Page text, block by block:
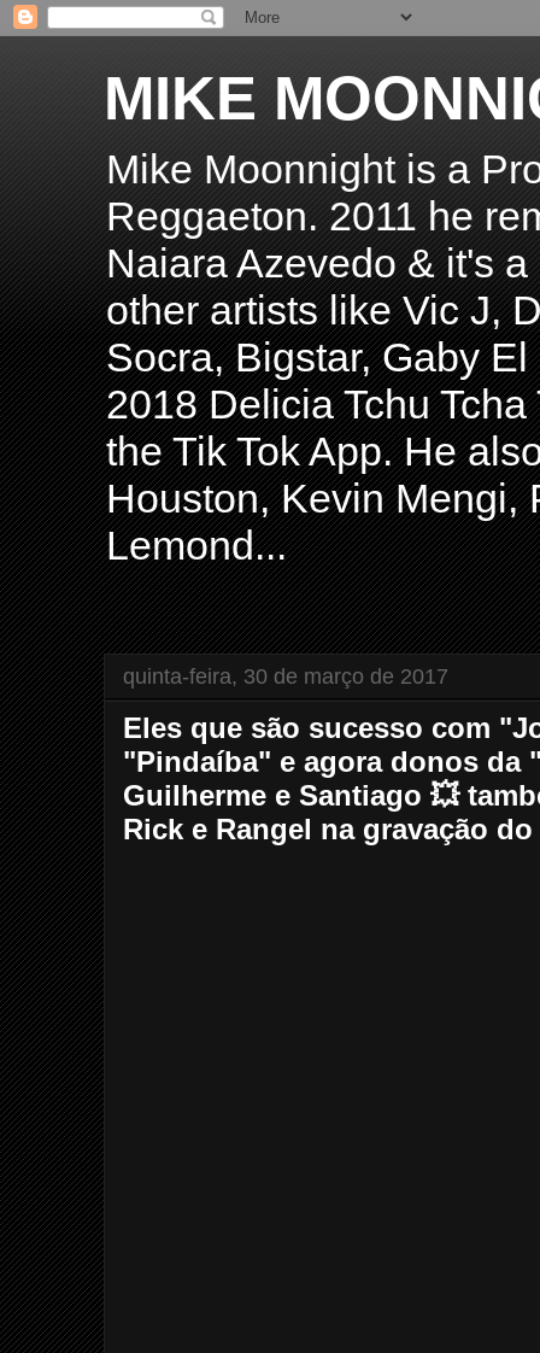
MIKE
Mike Moonnight is a
Reggaeton. 2011 he
Naiara Azevedo & it's
other artists like Vic J,
Socra, Bigstar, Gaby
2018 Delicia Tchu
the Tik Tok App. He
Houston, Kevin Mengi,
Lemond...
quinta-feira, 30 de março de 2017
Eles que são sucesso com
"Pindaíba" e agora donos da
Guilherme e Santiago 💥
Rick e Rangel na gravação do